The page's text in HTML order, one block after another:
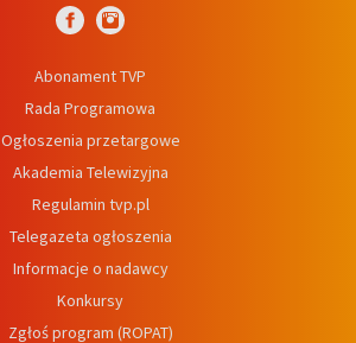
Abonament TVP
Rada Programowa
Ogłoszenia przetargowe
Akademia Telewizyjna
Regulamin tvp.pl
Telegazeta ogłoszenia
Informacje o nadawcy
Konkursy
Zgłoś program (ROPAT)